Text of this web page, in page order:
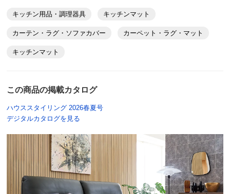
別
※お届け先が同じであれば複数個ご購入いただいても¥880です。
商品名・特徴
≪約50cm×240cm≫抗菌防臭加工ドット柄 キッチン
¥15,840税込 ¥14,400 税抜
送料・送料種
基本配送料：¥
※お届け先が同じであれば複数個ご購入いただいても¥880です。
約50cm×150cm イエロー
材も良くてスリッパ履かなくても気持ちイイぐらいで
す！
約50cm×150cm ブラック
キッチン用品・調理器具 キッチンマット
カーテン・ラグ・ソファカバー カーペット・ラグ・マット
キッチンマット
この商品の掲載カタログ
ハウススタイリング 2026春夏号
デジタルカタログを見る